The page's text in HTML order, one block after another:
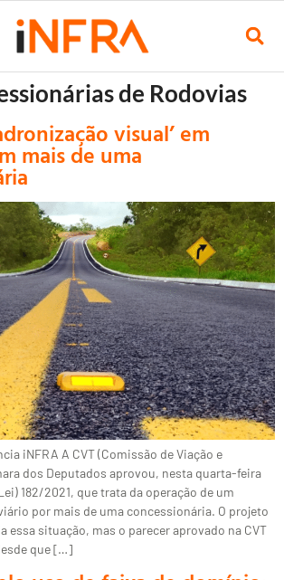
de Rodovias
visual’ em
mais de uma
iNFRA A CVT (Comissão de Viação e
dos Deputados aprovou, nesta quarta-feira
182/2021, que trata da operação de um
por mais de uma concessionária. O projeto
essa situação, mas o parecer aprovado na CVT
que […]